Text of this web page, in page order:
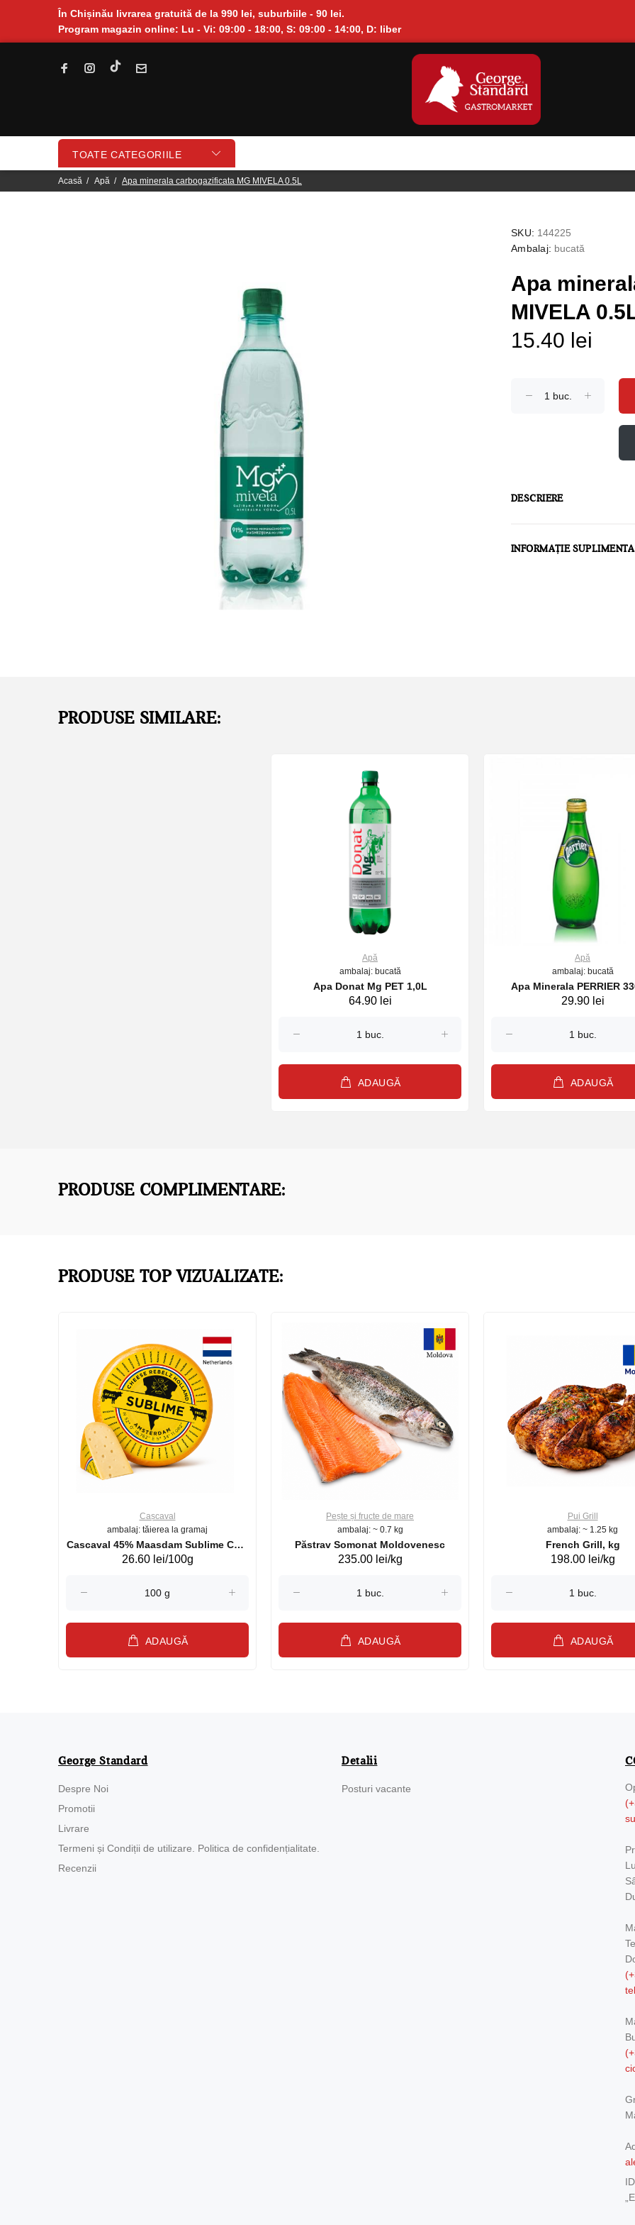
În Chișinău livrarea gratuită de la 990 lei, suburbiile - 90 lei.
Program magazin online: Lu - Vi: 09:00 - 18:00, S: 09:00 - 14:00, D: liber
TOATE CATEGORIILE
Acasă Apă Apa minerala carbogazificata MG MIVELA 0.5L
SKU: 144225
Ambalaj: bucată
Apa
MIVELA
15.40 lei
DESCRIERE
INFORMAȚIE
PRODUSE SIMILARE:
Apă
ambalaj: bucată
Apa Donat Mg PET 1,0L
64.90 lei
ADAUGĂ
Apă
ambalaj: bucată
Apa Minerala PERRIER
29.90 lei
ADAUGĂ
PRODUSE COMPLIMENTARE:
PRODUSE TOP VIZUALIZATE:
Cașcaval
ambalaj: tăierea la gramaj
Cascaval 45% Maasdam Sublime Cow
(075002)
26.60 lei/100g
ADAUGĂ
Pește și fructe de mare
ambalaj: ~ 0.7 kg
Păstrav Somonat Moldovenesc
235.00 lei/kg
ADAUGĂ
Pui Grill
ambalaj: ~ 1.25 kg
French Grill, kg
198.00 lei/kg
ADAUGĂ
George Standard
Despre Noi
Promotii
Livrare
Termeni și Condiții de utilizare. Politica de confidențialitate.
Recenzii
Detalii
Posturi vacante